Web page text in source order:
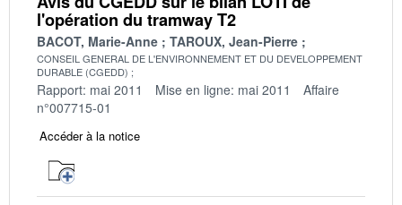
l'opération du tramway T2
BACOT, Marie-Anne TAROUX, Jean-Pierre
CONSEIL GENERAL DE L'ENVIRONNEMENT ET DU DEVELOPPEMENT
DURABLE (CGEDD)
Rapport: mai 2011 Mise en ligne: mai 2011
Affaire
n°007715-01
Accéder à la notice